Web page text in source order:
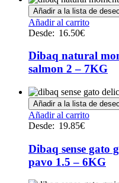
se
pueden
la
página
Añadir a la lista de
Añadir al carritoEste
variantes.
Las
se
pueden
elegir
página
de
Desde: 16.50€
Dibaq natural
salmon 2 – 7KG
Añadir a la lista de
Añadir al carritoEste
Las
Desde: 19.85€
Dibaq sense gato
pavo 1.5 – 6KG